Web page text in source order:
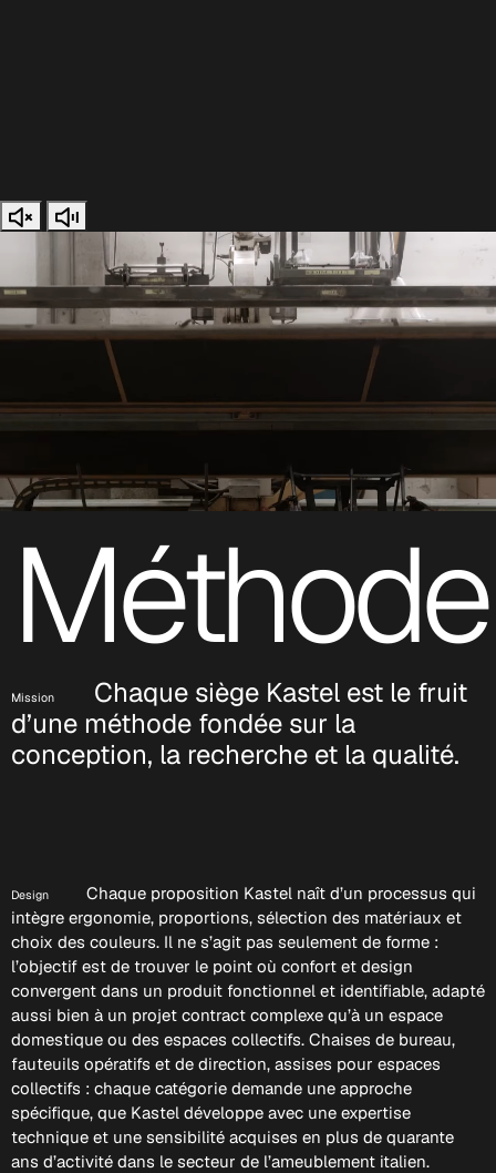
Méthode
Mission
Chaque siège Kastel est le fruit
d’une méthode fondée sur la
conception, la recherche et la qualité.
Design
Chaque proposition Kastel naît d’un processus qui
intègre ergonomie, proportions, sélection des matériaux et
choix des couleurs. Il ne s’agit pas seulement de forme :
l’objectif est de trouver le point où confort et design
convergent dans un produit fonctionnel et identifiable, adapté
aussi bien à un projet contract complexe qu’à un espace
domestique ou des espaces collectifs. Chaises de bureau,
fauteuils opératifs et de direction, assises pour espaces
collectifs : chaque catégorie demande une approche
spécifique, que Kastel développe avec une expertise
technique et une sensibilité acquises en plus de quarante
ans d’activité dans le secteur de l’ameublement italien.